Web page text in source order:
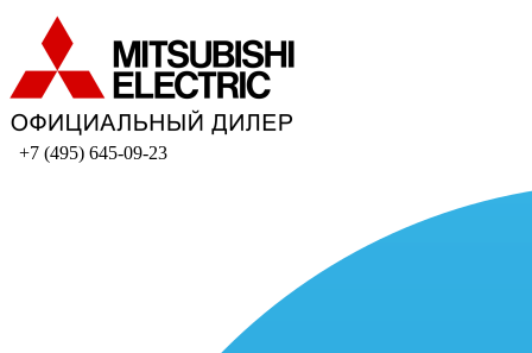
+7 (495) 645-09-23